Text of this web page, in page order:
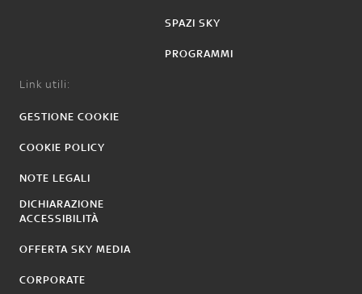
SPAZI SKY
PROGRAMMI
Link utili:
GESTIONE COOKIE
COOKIE POLICY
NOTE LEGALI
DICHIARAZIONE
ACCESSIBILITÀ
OFFERTA SKY MEDIA
CORPORATE